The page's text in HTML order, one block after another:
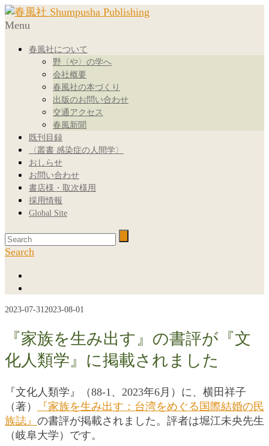
Menu
春風社について
野〈や〉の学へ
会社概要
春風社の本づくり
出版のお問い合わせ
交通アクセス
春風新聞
既刊目録
〈叢書 感染症の人間学〉
おしらせ
お問い合わせ
書店様・取次様用
採用情報
Global Site
Search
2023-07-312023-08-01
『家族を生み出す』の書評が『文
化人類学』に掲載されました
『文化人類学』（88-1、2023年6月）に、横田祥子
（著）
『家族を生み出す：台湾をめぐる国際結婚の民
族誌』 の書評が掲載されました。評者は堀江未央先生
（岐阜大学）です。